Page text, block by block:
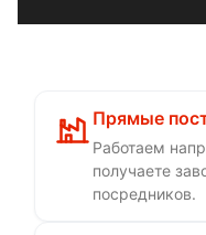
Прямые
Работаем
получаете
посредников.